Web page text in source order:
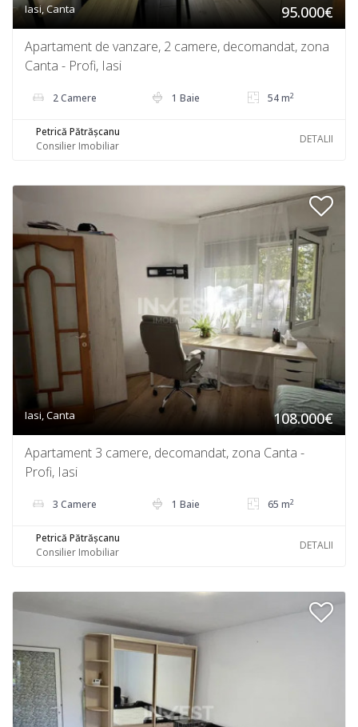
Iasi, Canta 95.000€
Apartament de vanzare, 2 camere, decomandat, zona
Canta - Profi, Iasi
2 Camere 1 Baie 54 m2
Petrică Pătrășcanu
Consilier Imobiliar
DETALII
Iasi, Canta 108.000€
Apartament 3 camere, decomandat, zona Canta -
Profi, Iasi
3 Camere 1 Baie 65 m2
Petrică Pătrășcanu
Consilier Imobiliar
DETALII